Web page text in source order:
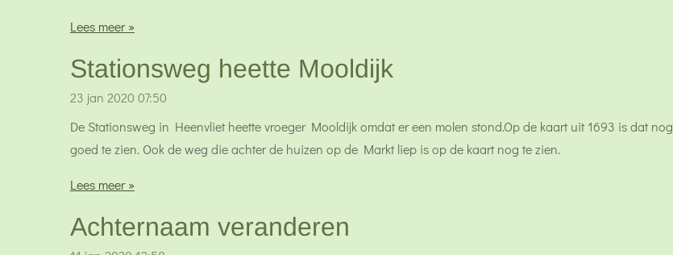
Lees meer »
Stationsweg heette Mooldijk
23 jan 2020 07:50
De Stationsweg in Heenvliet heette vroeger Mooldijk omdat er een molen stond.Op de kaart uit 1693 is dat nog
goed te zien. Ook de weg die achter de huizen op de Markt liep is op de kaart nog te zien.
Lees meer »
Achternaam veranderen